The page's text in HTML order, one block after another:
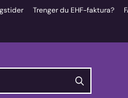
Trenger du EHF-faktura?